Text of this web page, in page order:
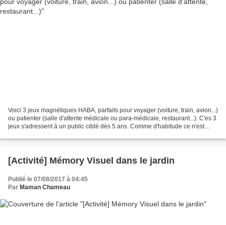
Voici 3 jeux magnétiques HABA, parfaits pour voyager (voiture, train, avion...)
ou patienter (salle d'attente médicale ou para-médicale, restaurant...). C'es 3
jeux s'adressent à un public ciblé dès 5 ans. Comme d'habitude ce n'est
[Activité] Mémory Visuel dans le jardin
Publié le 07/08/2017 à 04:45
Par Maman Chameau